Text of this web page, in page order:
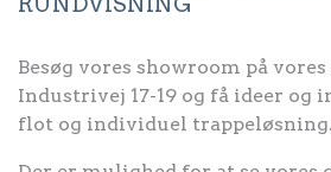
Besøg vores showroom på
Industrivej 17-19 og få ideer og
flot og individuel trappeløsning.